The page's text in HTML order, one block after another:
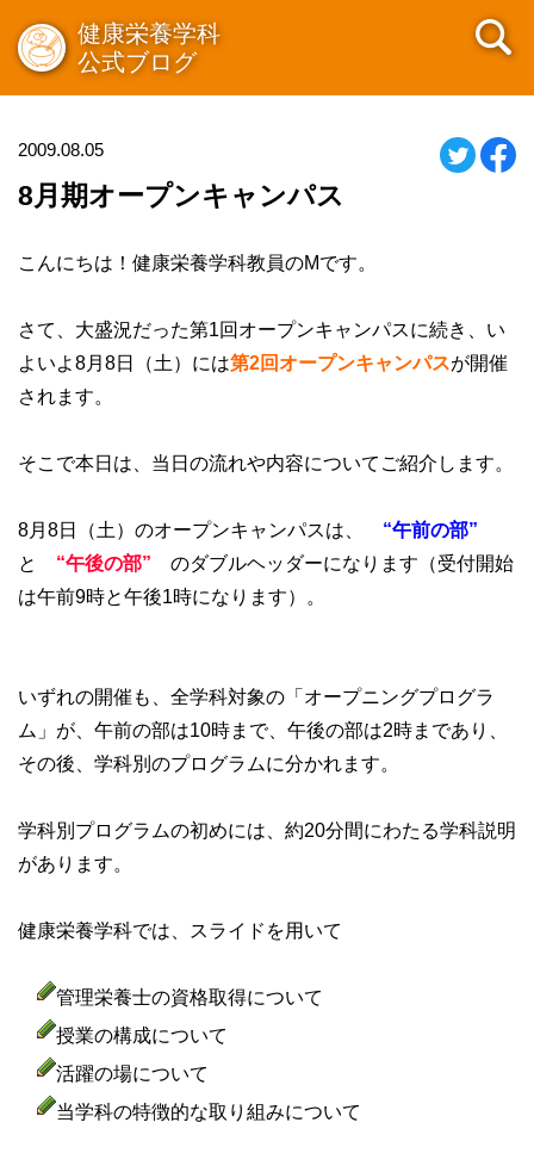
健康栄養学科
公式ブログ
2009.08.05
8月期オープンキャンパス
こんにちは！健康栄養学科教員のMです。
さて、大盛況だった第1回オープンキャンパスに続き、い
よいよ8月8日（土）には第2回オープンキャンパスが開催
されます。
そこで本日は、当日の流れや内容についてご紹介します。
8月8日（土）のオープンキャンパスは、 “午前の部”
と “午後の部” のダブルヘッダーになります（受付開始
は午前9時と午後1時になります）。
いずれの開催も、全学科対象の「オープニングプログラ
ム」が、午前の部は10時まで、午後の部は2時まであり、
その後、学科別のプログラムに分かれます。
学科別プログラムの初めには、約20分間にわたる学科説明
があります。
健康栄養学科では、スライドを用いて
管理栄養士の資格取得について
授業の構成について
活躍の場について
当学科の特徴的な取り組みについて